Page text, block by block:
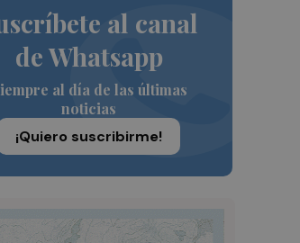
al canal
de Whatsapp
al día de las últimas
noticias
¡Quiero suscribirme!